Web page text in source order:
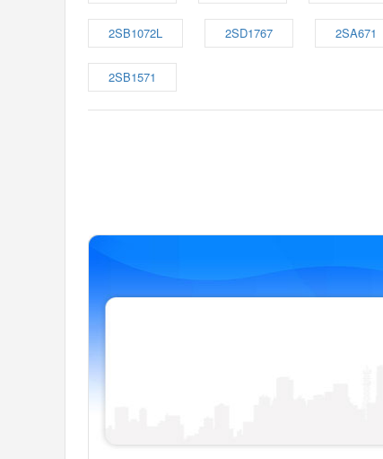
2SB1072L 2SD1767 2SA671
2SB1571